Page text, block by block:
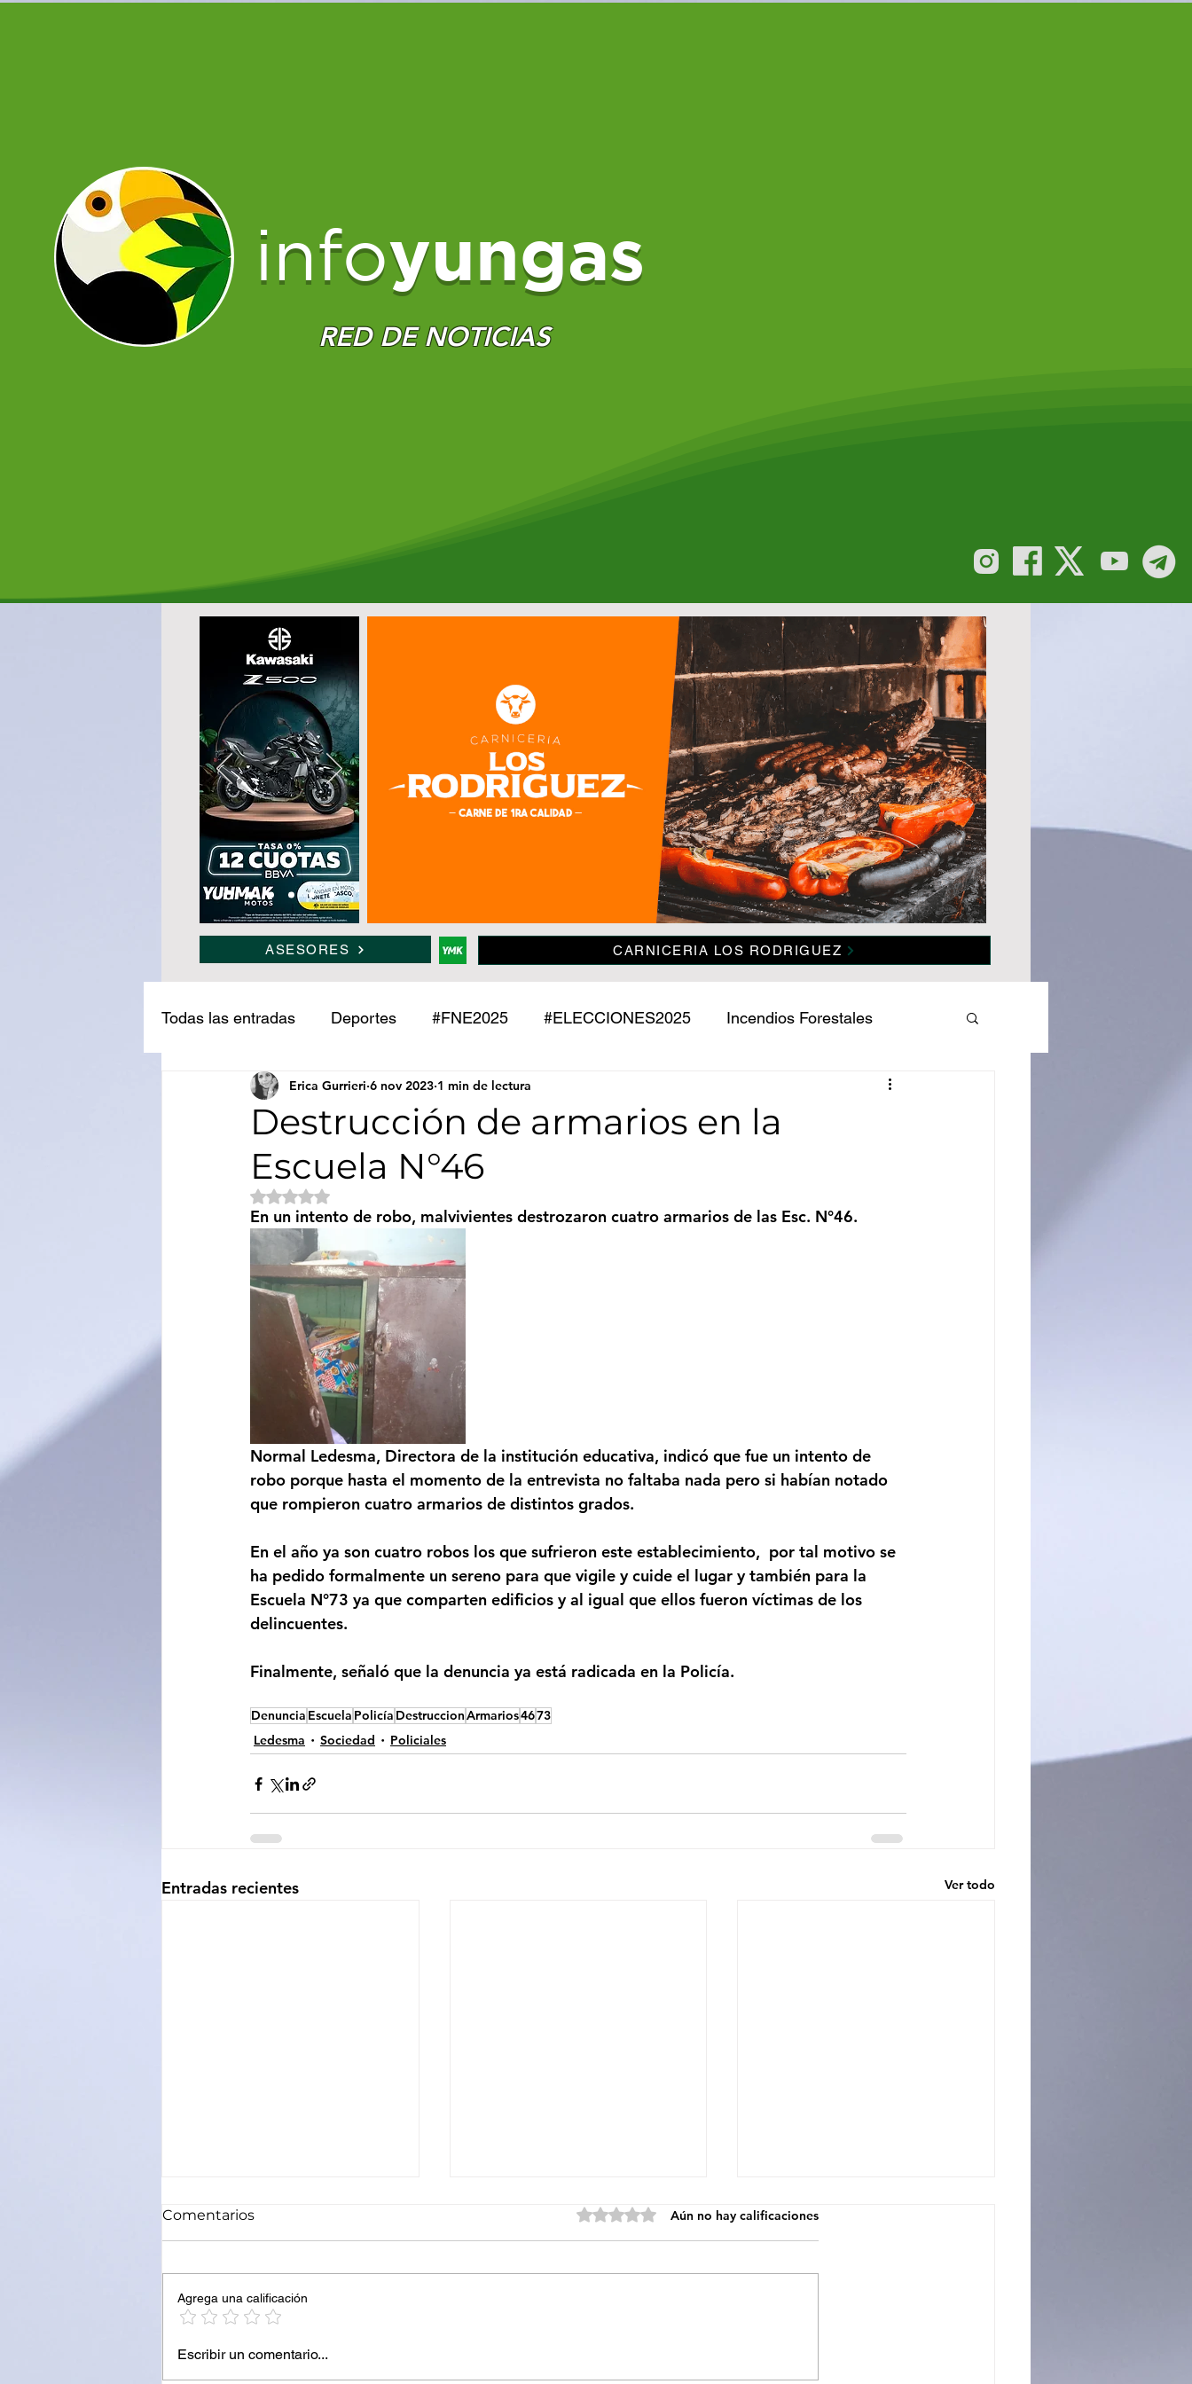
infoyungas
RED DE NOTICIAS
ASESORES CARNICERIA LOS RODRIGUEZ
Todas las entradas Deportes #FNE2025 #ELECCIONES2025 Incendios Forestales
Narcotráfico Ledesma Policiales Jujuy
Medio ambiente Turismo Mascotas
Sociedad Educación Femicidio
Categoría sin título Calilegua
Destrucción de armarios en la
Escuela N°46
Erica Gurrieri 6 nov 2023 1 min de lectura
Obtuvo NaN de 5 estrellas.
En un intento de robo, malvivientes destrozaron cuatro armarios de las Esc. N°46.
Normal Ledesma, Directora de la institución educativa, indicó que fue un intento de
robo porque hasta el momento de la entrevista no faltaba nada pero si habían notado
que rompieron cuatro armarios de distintos grados.
En el año ya son cuatro robos los que sufrieron este establecimiento,  por tal motivo se
ha pedido formalmente un sereno para que vigile y cuide el lugar y también para la
Escuela N°73 ya que comparten edificios y al igual que ellos fueron víctimas de los
delincuentes.
Finalmente, señaló que la denuncia ya está radicada en la Policía.
Denuncia Escuela Policía DestruccionArmarios4673
Ledesma
Sociedad Policiales
Entradas recientes Ver todo
ACCIDENTE DE TRANSITO
Comentarios Obtuvo 0 de 5 estrellas.
Aún no hay calificaciones
Agrega una calificación
Escribir un comentario...